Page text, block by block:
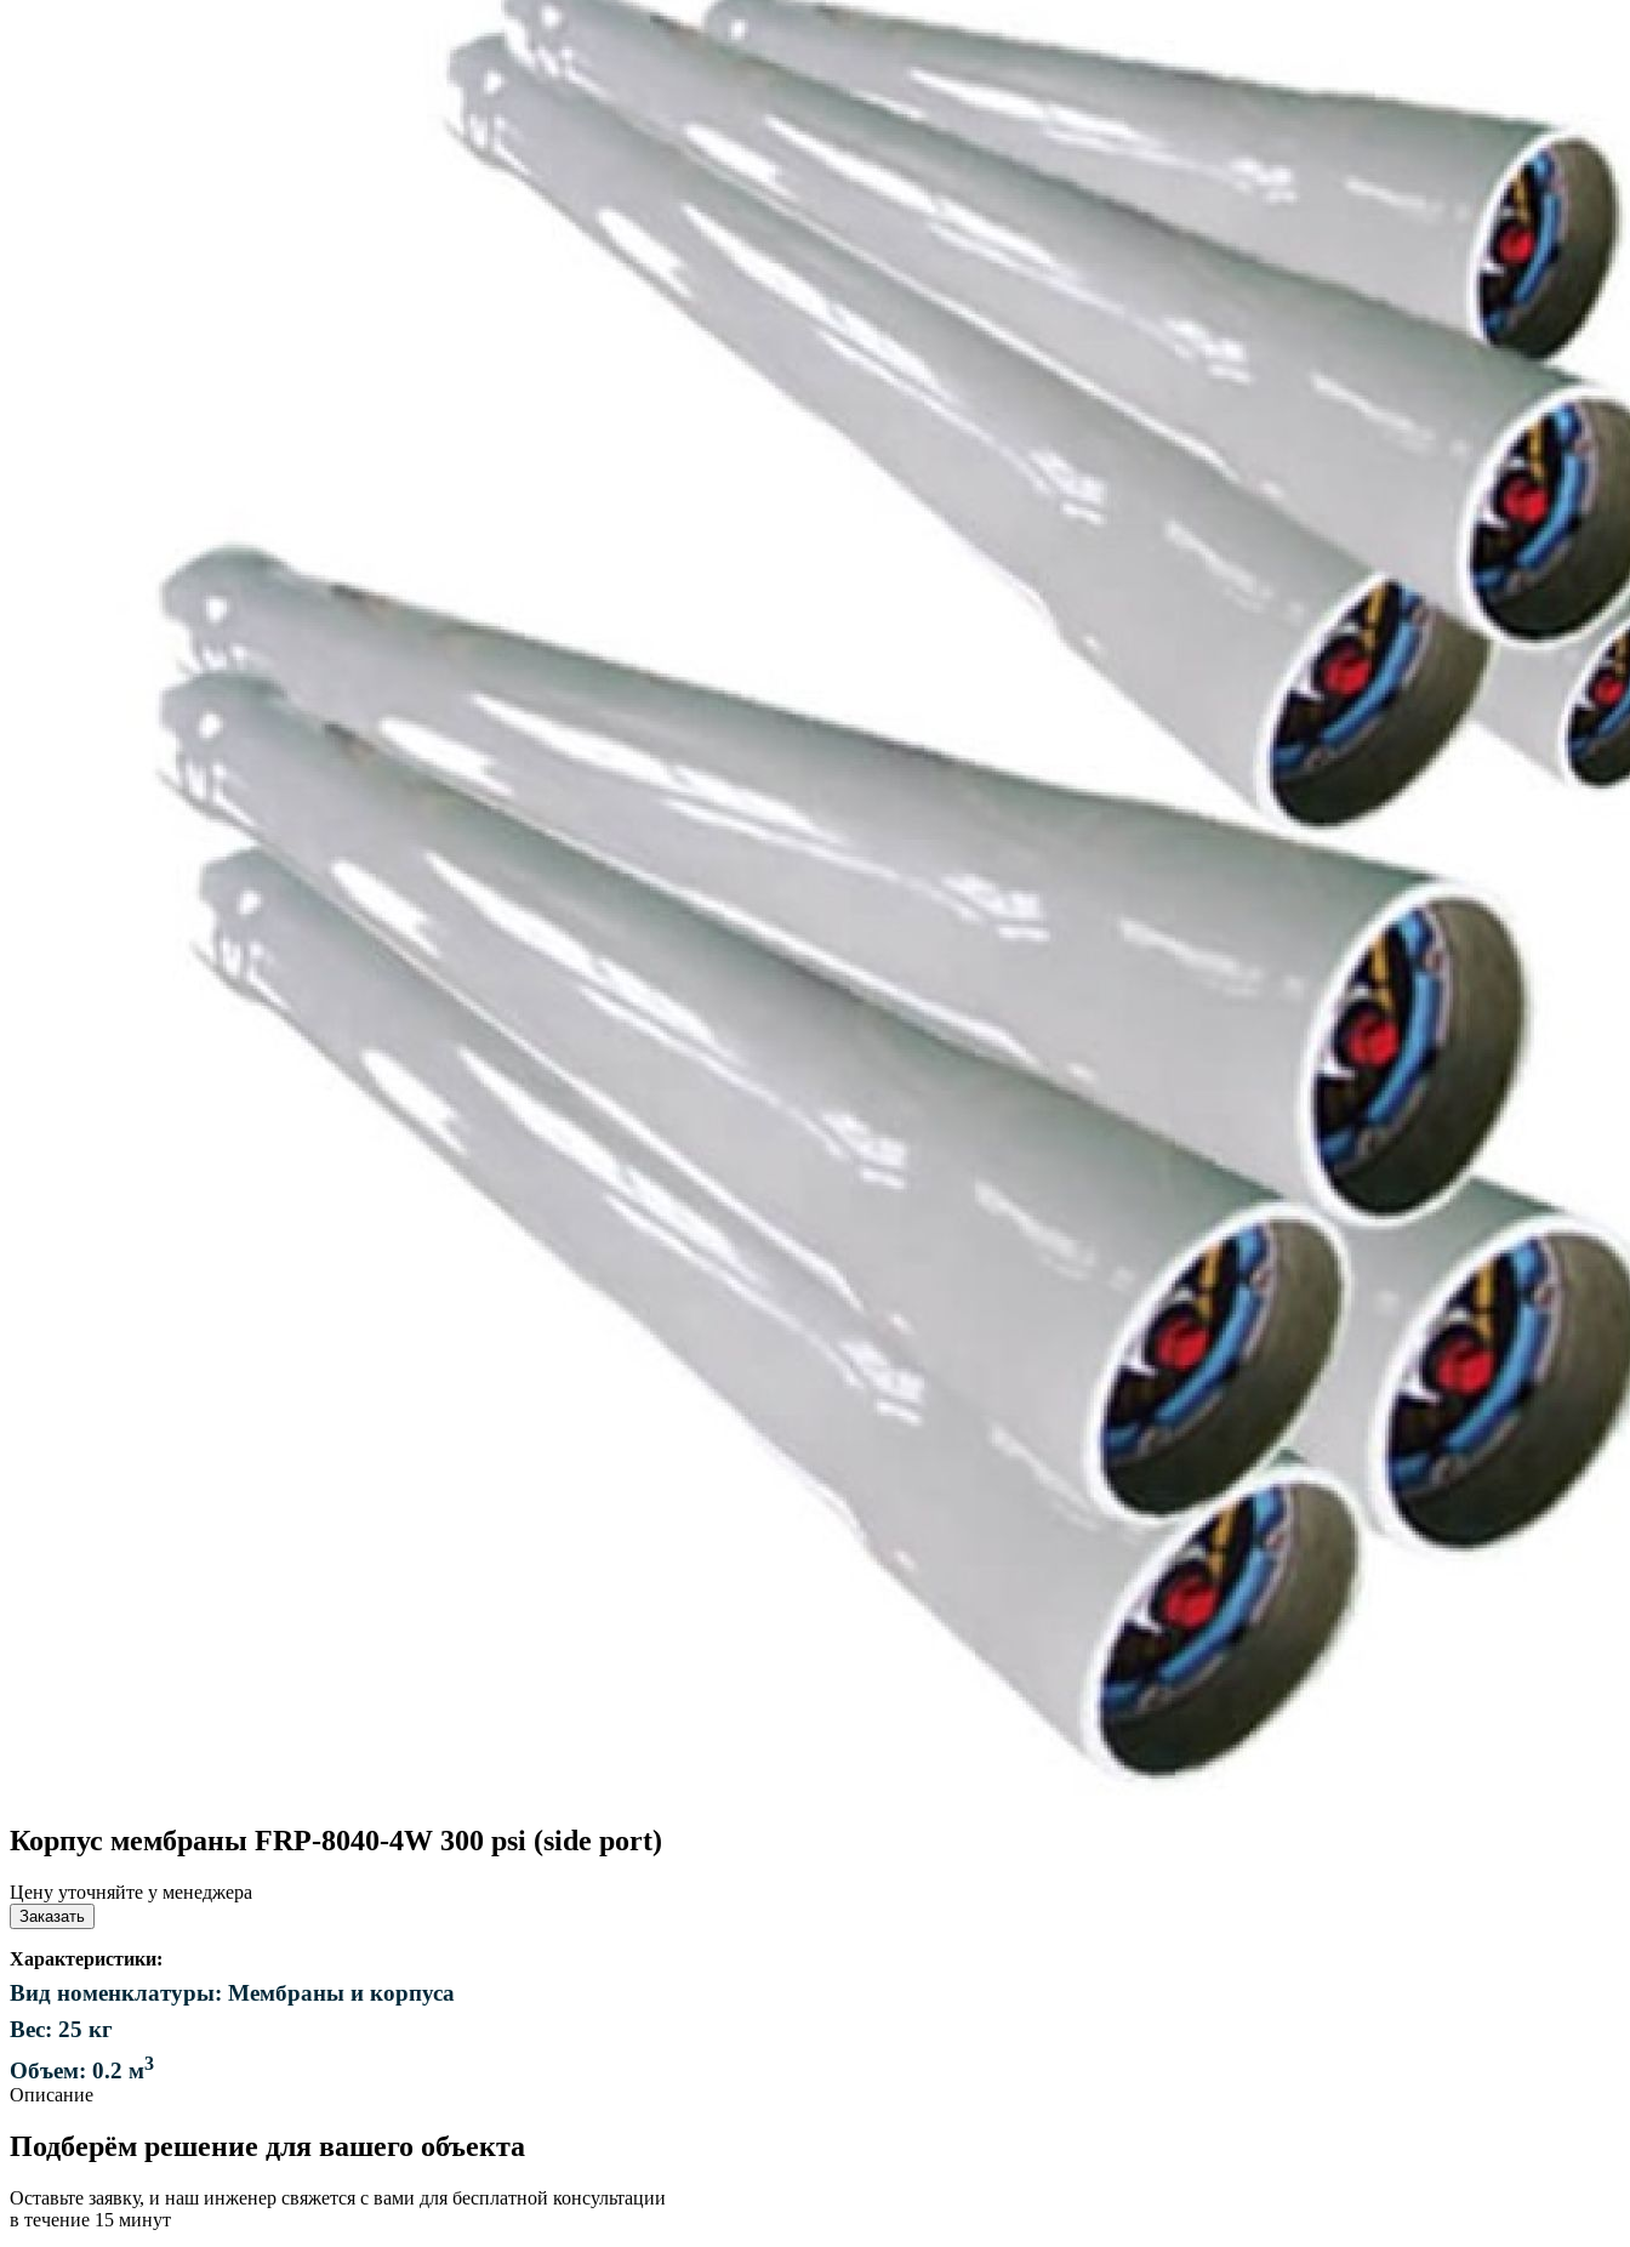
Корпус мембраны FRP-8040-4W 300 psi (side port)
Цену уточняйте у менеджера
Заказать
Характеристики:
Вид номенклатуры: Мембраны и корпуса
Вес: 25 кг
Объем: 0.2 м3
Описание
Подберём решение для вашего объекта
Оставьте заявку, и наш инженер свяжется с вами для бесплатной консультации
в течение 15 минут